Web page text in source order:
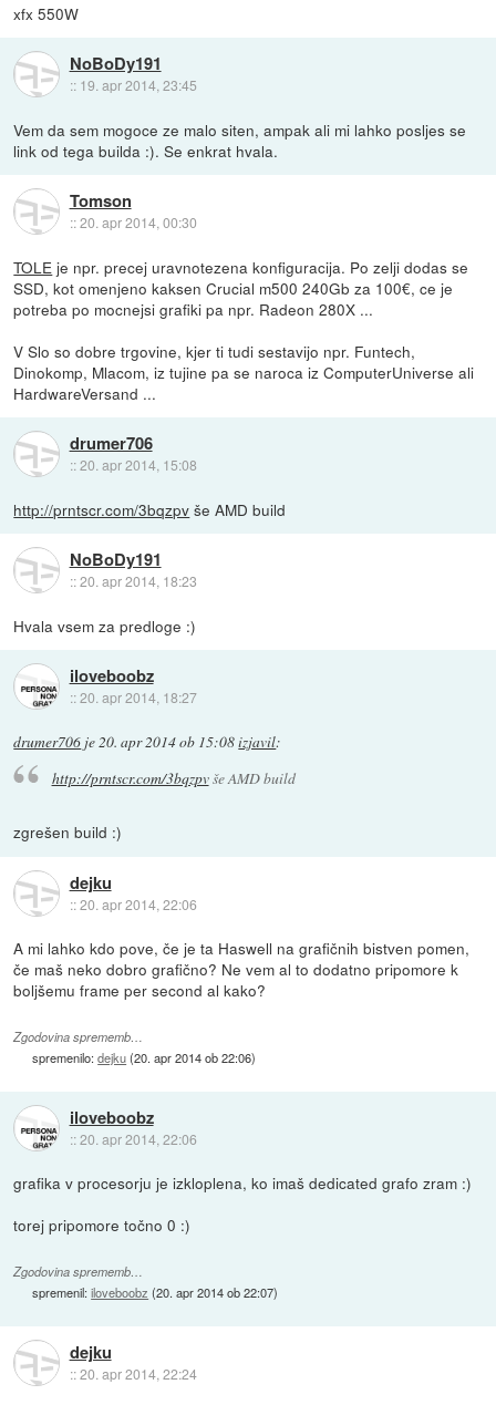
xfx 550W
NoBoDy191
:: 19. apr 2014, 23:45
Vem da sem mogoce ze malo siten, ampak ali mi lahko posljes se
link od tega builda :). Se enkrat hvala.
Tomson
::20. apr 2014, 00:30
TOLE je npr. precej uravnotezena konfiguracija. Po zelji dodas se
SSD, kot omenjeno kaksen Crucial m500 240Gb za 100€, ce je
potreba po mocnejsi grafiki pa npr. Radeon 280X ...
V Slo so dobre trgovine, kjer ti tudi sestavijo npr. Funtech,
Dinokomp, Mlacom, iz tujine pa se naroca iz ComputerUniverse ali
HardwareVersand ...
drumer706
::20. apr 2014, 15:08
http://prntscr.com/3bqzpv še AMD build
NoBoDy191
::20. apr 2014, 18:23
Hvala vsem za predloge :)
iloveboobz
::20. apr 2014, 18:27
drumer706 je20. apr 2014 ob 15:08izjavil:
http://prntscr.com/3bqzpvše AMD build
zgrešen build :)
dejku
::20. apr 2014, 22:06
A mi lahko kdo pove, če je ta Haswell na grafičnih bistven pomen,
če maš neko dobro grafično? Ne vem al to dodatno pripomore k
boljšemu frame per second al kako?
Zgodovina sprememb…
spremenilo:dejku(20. apr 2014 ob 22:06)
iloveboobz
::20. apr 2014, 22:06
grafika v procesorju je izkloplena, ko imaš dedicated grafo zram :)
torej pripomore točno 0 :)
Zgodovina sprememb…
spremenil:iloveboobz (20. apr 2014 ob 22:07)
dejku
::20. apr 2014, 22:24